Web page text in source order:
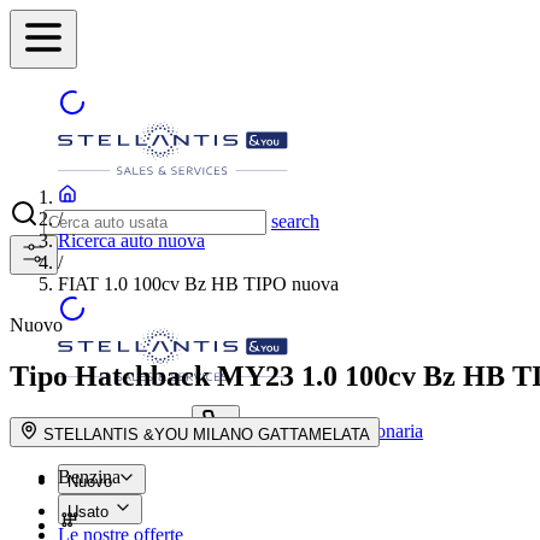
search
search button - icon Trova la concessionaria
Nuovo
Usato
Le nostre offerte
/
Ricerca auto nuova
/
FIAT 1.0 100cv Bz HB TIPO nuova
Nuovo
Tipo Hatchback MY23 1.0 100cv Bz HB
STELLANTIS &YOU MILANO GATTAMELATA
Benzina